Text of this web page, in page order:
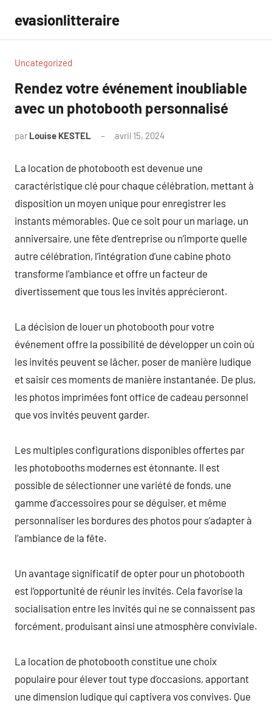
contenu
evasionlitteraire
Uncategorized
Rendez votre événement inoubliable
avec un photobooth personnalisé
par Louise KESTEL avril 15, 2024
La location de photobooth est devenue une
caractéristique clé pour chaque célébration, mettant à
disposition un moyen unique pour enregistrer les
instants mémorables. Que ce soit pour un mariage, un
anniversaire, une fête d’entreprise ou n’importe quelle
autre célébration, l’intégration d’une cabine photo
transforme l’ambiance et offre un facteur de
divertissement que tous les invités apprécieront.
La décision de louer un photobooth pour votre
événement offre la possibilité de développer un coin où
les invités peuvent se lâcher, poser de manière ludique
et saisir ces moments de manière instantanée. De plus,
les photos imprimées font office de cadeau personnel
que vos invités peuvent garder.
Les multiples configurations disponibles offertes par
les photobooths modernes est étonnante. Il est
possible de sélectionner une variété de fonds, une
gamme d’accessoires pour se déguiser, et même
personnaliser les bordures des photos pour s’adapter à
l’ambiance de la fête.
Un avantage significatif de opter pour un photobooth
est l’opportunité de réunir les invités. Cela favorise la
socialisation entre les invités qui ne se connaissent pas
forcément, produisant ainsi une atmosphère conviviale.
La location de photobooth constitue une choix
populaire pour élever tout type d’occasions, apportant
une dimension ludique qui captivera vos convives. Que